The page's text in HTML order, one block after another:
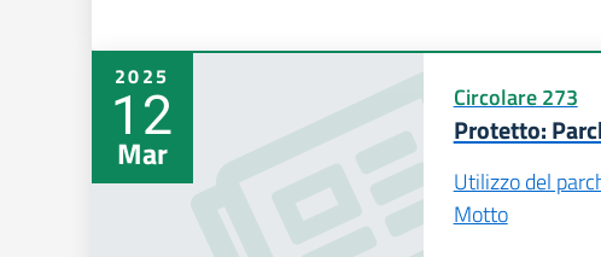
2025
12
Mar
Circolare 273
Protetto:
Utilizzo del
Motto